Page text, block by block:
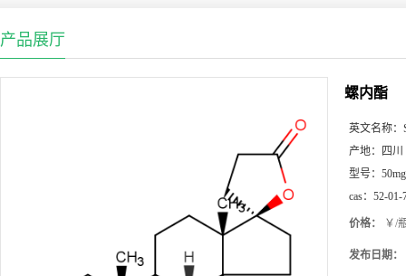
产品展厅
螺内酯
英文名称：
产地：
四川
型号： 50mg
cas： 52-01-
价格： ￥/
发布日期：